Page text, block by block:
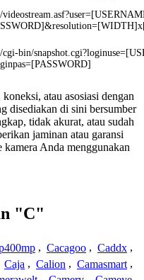
/
/cgi-bin/
ginpas=[PASSWORD]
atau asosiasi dengan
disediakan di sini bersumber
tidak akurat, atau sudah
jaminan atau garansi
Anda menggunakan
"C"
, Cacagoo , Caddx ,
Caja , Calion , Camasmart ,